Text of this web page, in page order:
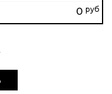
0 руб